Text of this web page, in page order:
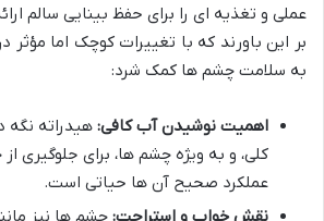
عملی و تغذیه ای را برای حفظ بینایی سالم
بر این باورند که با تغییرات کوچک اما مؤثر
به سلامت چشم ها کمک شرد:
اهمیت نوشیدن آب کافی: هیدراته نگه
کلی، و به ویژه چشم ها، برای جلوگیری
عملکرد صحیح آن ها حیاتی است.
نقش خواب و استراحت: چشم ها نیز